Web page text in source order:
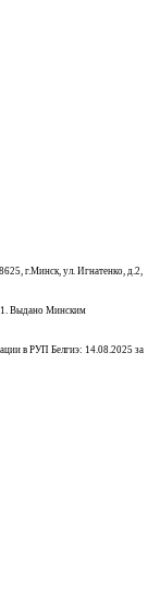
г.Минск, ул. Игнатенко, д.2,
Выдано Минским
в РУП Белгиэ: 14.08.2025 за